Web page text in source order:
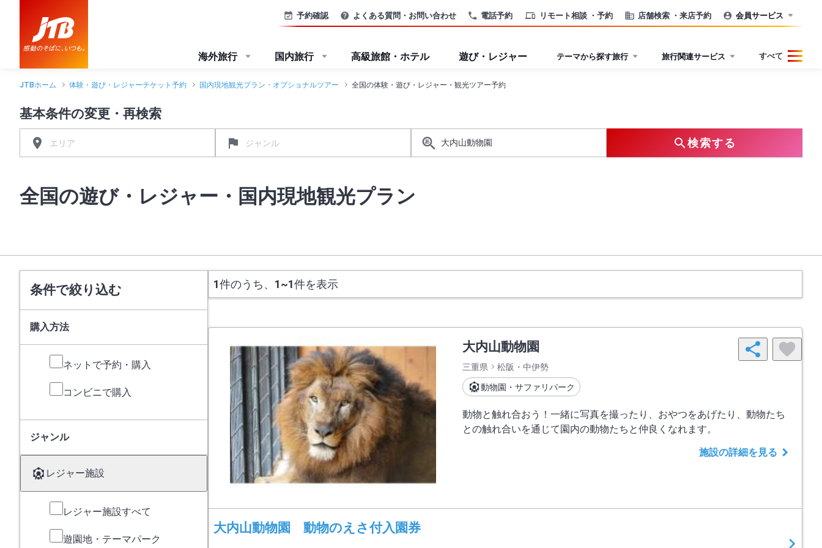
電話予約 リモート相談 ・予約 店舗検索 ・来店予約
予約確認 よくある質問・お問い合わせ 会員サービス
海外旅行 国内旅行 高級旅館・ホテル 遊び・レジャー テーマから探す旅行 旅行関連サービス すべて
JTBホーム 体験・遊び・レジャーチケット予約 国内現地観光プラン・オプショナルツアー 全国の体験・遊び・レジャー・観光ツアー予約
基本条件の変更・再検索
検索する
全国の遊び・レジャー・国内現地観光プラン
1件のうち、 1~1件を表示
大内山動物園
三重県 松阪・中伊勢
動物園・サファリパーク
動物と触れ合おう！一緒に写真を撮ったり、おやつをあげたり、動物たち
との触れ合いを通じて園内の動物たちと仲良くなれます。
施設の詳細を見る
大内山動物園 動物のえさ付入園券
条件で絞り込む
購入方法
ネットで予約・購入
コンビニで購入
ジャンル
レジャー施設
レジャー施設すべて
遊園地・テーマパーク